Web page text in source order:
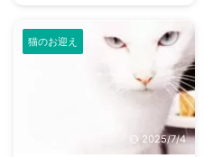
ょうか？ 確かに野生時代から単
独行動をしてきた猫は、集団生活
をしてきた犬と比べてお留守番が
得意です。 しかしながら、近年
は飼い主と離れることに不安を感
じる猫も増えてきています。ちゃ
んと準備してから出かけないと、
猫のお迎え
2025/7/4